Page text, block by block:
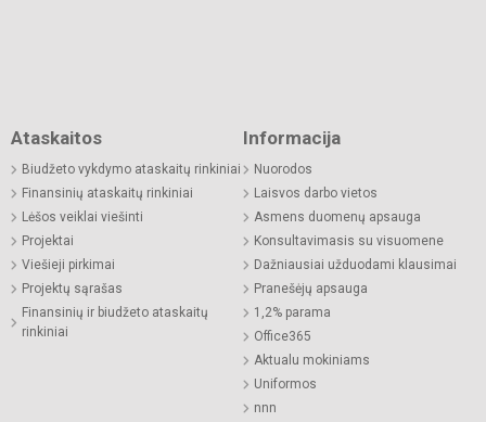
Ataskaitos
Biudžeto vykdymo ataskaitų rinkiniai
Finansinių ataskaitų rinkiniai
Lėšos veiklai viešinti
Projektai
Viešieji pirkimai
Projektų sąrašas
Finansinių ir biudžeto ataskaitų
rinkiniai
Informacija
Nuorodos
Laisvos darbo vietos
Asmens duomenų apsauga
Konsultavimasis su visuomene
Dažniausiai užduodami klausimai
Pranešėjų apsauga
1,2% parama
Office365
Aktualu mokiniams
Uniformos
nnn